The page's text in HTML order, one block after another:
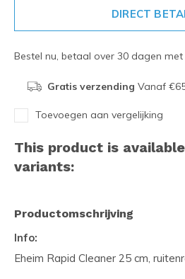
DIRECT
Bestel nu, betaal over 30 dagen met
Gratis verzending Vanaf
Toevoegen aan vergelijking
This product is
variants:
Productomschrijving
Info:
Eheim Rapid Cleaner 25 cm,